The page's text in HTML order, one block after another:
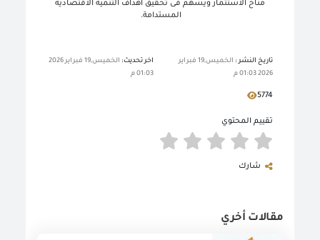
مناخ الاستثمار ويسهم فى تحقيق أهداف التنمية الاقتصادية
المستدامة.
تاريخ النشر :
الخميس,19 فبراير
2026 01:03 م
اخر تحديث:
الخميس,19 فبراير 2026
01:03 م
5774
تقييم المحتوي
شارك
مقالات أخري